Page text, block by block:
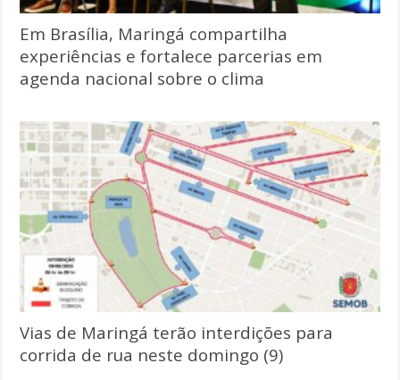
Em Brasília, Maringá compartilha
experiências e fortalece parcerias em
agenda nacional sobre o clima
Vias de Maringá terão interdições para
corrida de rua neste domingo (9)